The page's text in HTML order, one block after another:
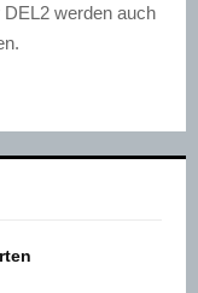
werden auch